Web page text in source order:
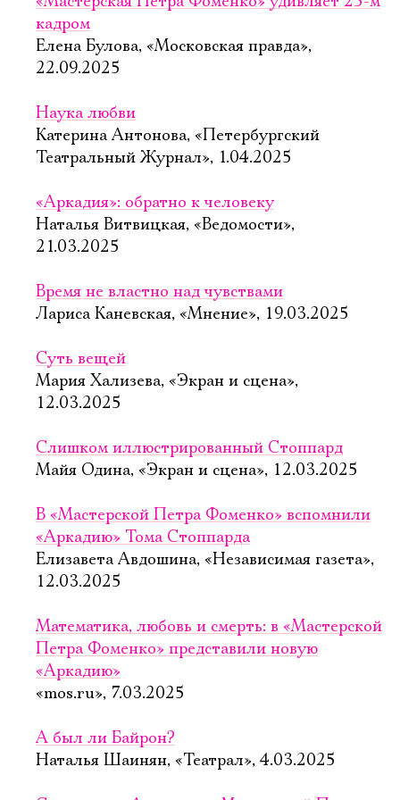
кадром
Елена Булова, «Московская правда»,
22.09.2025
Наука любви
Катерина Антонова, «Петербургский
Театральный Журнал», 1.04.2025
«Аркадия»: обратно к человеку
Наталья Витвицкая, «Ведомости»,
21.03.2025
Время не властно над чувствами
Лариса Каневская, «Мнение», 19.03.2025
Суть вещей
Мария Хализева, «Экран и сцена»,
12.03.2025
Слишком иллюстрированный Стоппард
Майя Одина, «Экран и сцена», 12.03.2025
В «Мастерской Петра Фоменко» вспомнили
«Аркадию» Тома Стоппарда
Елизавета Авдошина, «Независимая газета»,
12.03.2025
Математика, любовь и смерть: в «Мастерской
Петра Фоменко» представили новую
«Аркадию»
«mos.ru», 7.03.2025
А был ли Байрон?
Наталья Шаинян, «Театрал», 4.03.2025